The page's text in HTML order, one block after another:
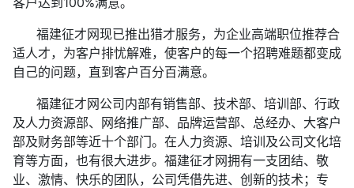
福建征才网现已推出猎才服务，为企业高端职位推荐合
适人才，为客户排忧解难，使客户的每一个招聘难题都变成
自己的问题，直到客户百分百满意。
福建征才网公司内部有销售部、技术部、培训部、行政
及人力资源部、网络推广部、品牌运营部、总经办、大客户
部及财务部等近十个部门。在人力资源、培训及公司文化培
育等方面，也有很大进步。福建征才网拥有一支团结、敬
业、激情、快乐的团队，公司凭借先进、创新的技术；专